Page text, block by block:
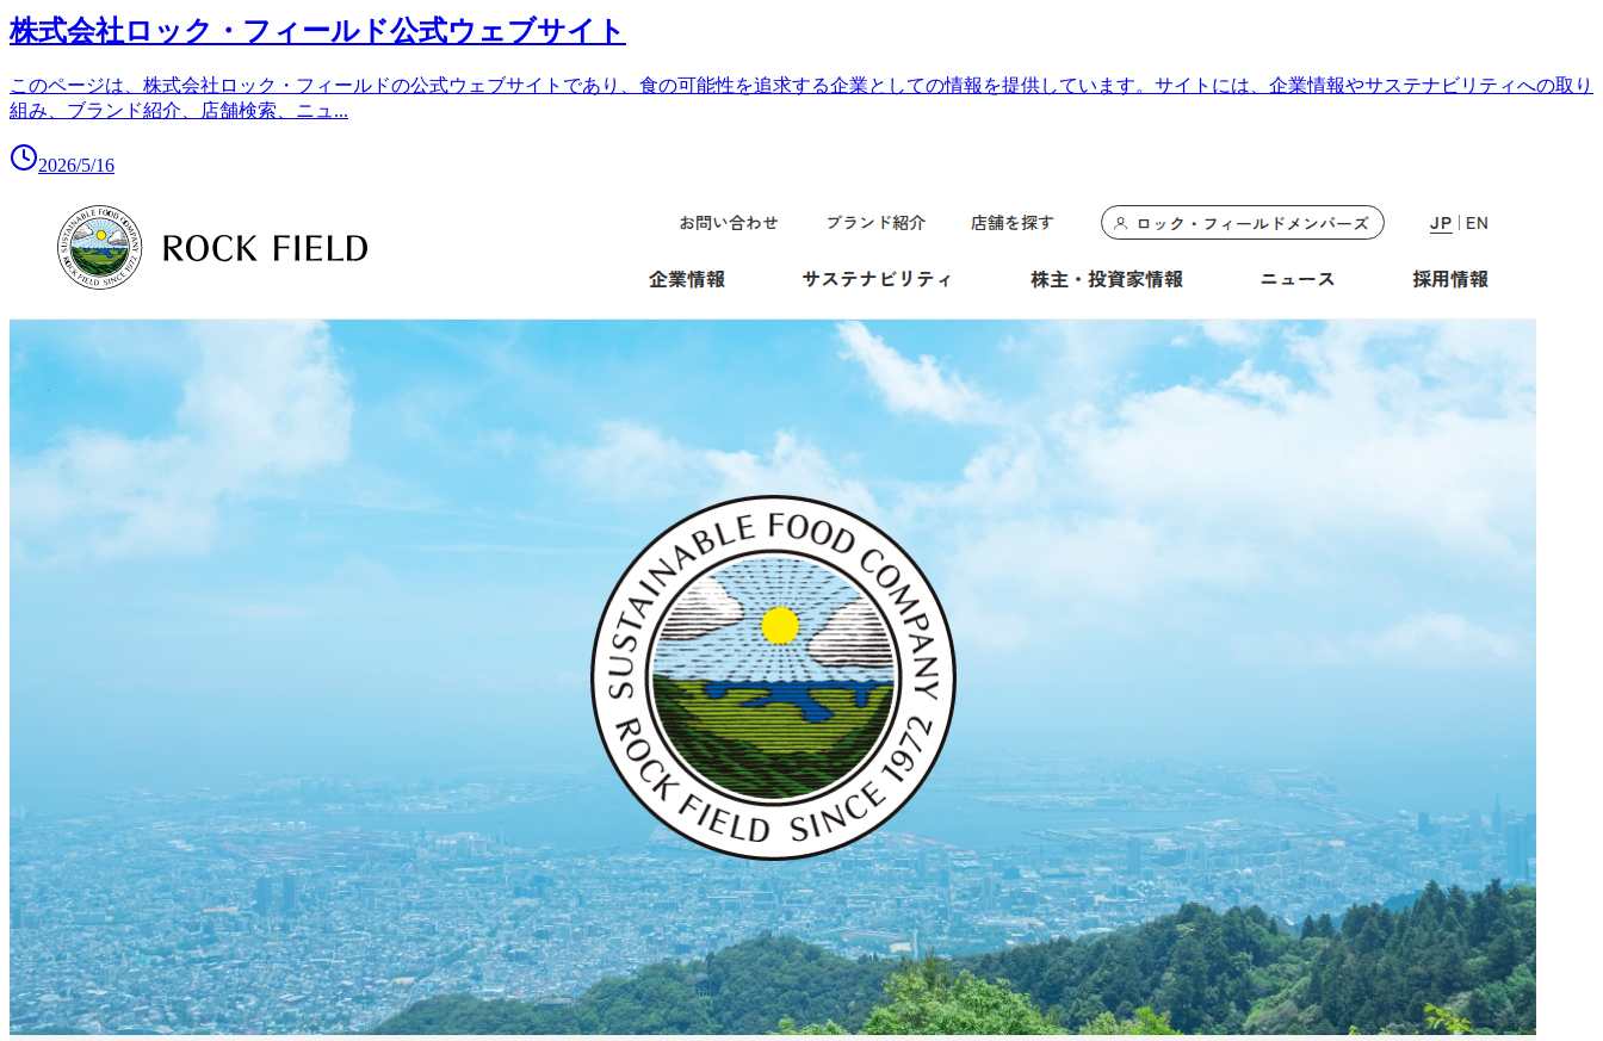
株式会社ロック・フィールド公式ウェブサイト
このページは、株式会社ロック・フィールドの公式ウェブサイトであり、食の可能性を追求する企業としての情報を提供しています。サイトには、企業情報やサステナビリティへの取り
組み、ブランド紹介、店舗検索、ニュ ...
2026/5/16